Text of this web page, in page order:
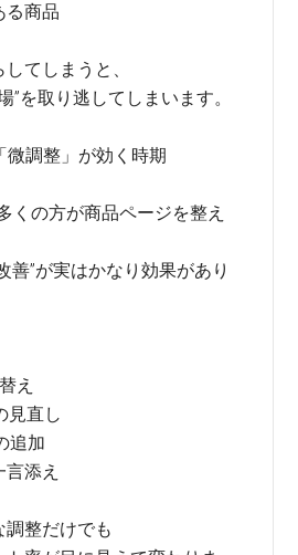
る商品
てしまうと、
”を取り逃してしまいます。
微調整」が効く時期
くの方が商品ページを整え
善”が実はかなり効果があり
え
見直し
追加
言添え
調整だけでも